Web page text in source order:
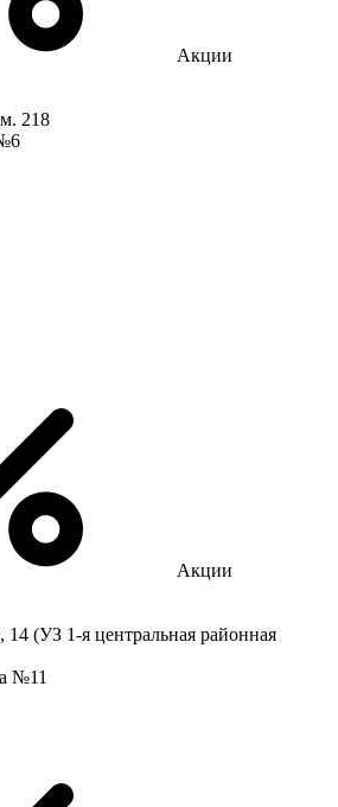
Акции
218
Акции
(УЗ 1-я центральная районная
№11